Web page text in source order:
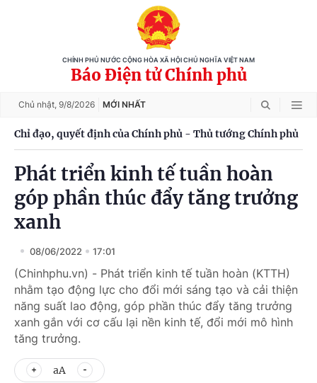
CHÍNH PHỦ NƯỚC CỘNG HÒA XÃ HỘI CHỦ NGHĨA VIỆT NAM
Báo Điện tử Chính phủ
Chủ nhật, 9/8/2026 MỚI NHẤT
Chỉ đạo, quyết định của Chính phủ - Thủ tướng Chính phủ
Phát triển kinh tế tuần hoàn
góp phần thúc đẩy tăng trưởng
xanh
08/06/2022 17:01
(Chinhphu.vn) - Phát triển kinh tế tuần hoàn (KTTH)
nhằm tạo động lực cho đổi mới sáng tạo và cải thiện
năng suất lao động, góp phần thúc đẩy tăng trưởng
xanh gắn với cơ cấu lại nền kinh tế, đổi mới mô hình
tăng trưởng.
aA